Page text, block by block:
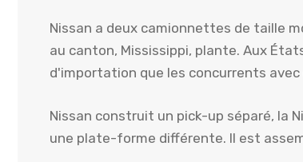
Nissan a deux camionnettes de taille
au canton, Mississippi, plante. Aux
d'importation que les concurrents avec
Nissan construit un pick-up séparé, la
une plate-forme différente. Il est